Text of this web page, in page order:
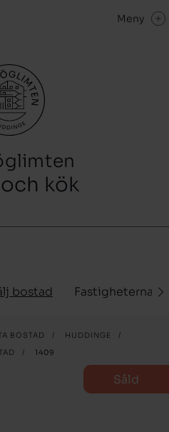
Meny
kök
bostad Fastigheterna
BOSTAD / HUDDINGE
/
/ 1409
Såld